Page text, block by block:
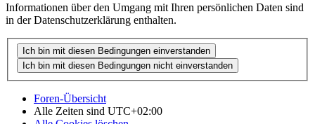
Informationen über den Umgang mit Ihren persönlichen Daten sind
in der Datenschutzerklärung enthalten.
Foren-Übersicht
Alle Zeiten sind UTC+02:00